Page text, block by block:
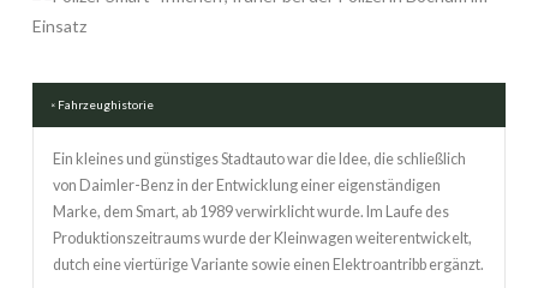
Fahrzeughistorie
Ein kleines und günstiges Stadtauto war die Idee, die schließlich
von Daimler-Benz in der Entwicklung einer eigenständigen
Marke, dem Smart, ab 1989 verwirklicht wurde. Im Laufe des
Produktionszeitraums wurde der Kleinwagen weiterentwickelt,
dutch eine viertürige Variante sowie einen Elektroantribb ergänzt.